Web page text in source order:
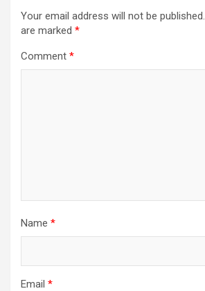
Your email address will not be published.
are marked *
Comment *
Name *
Email *